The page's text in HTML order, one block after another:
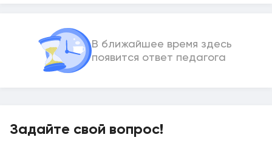
В ближайшее время здесь
появится ответ педагога
Задайте свой вопрос!